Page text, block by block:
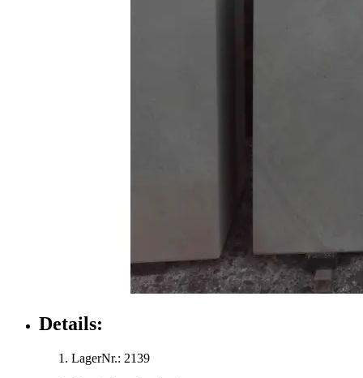
Details:
LagerNr.: 2139